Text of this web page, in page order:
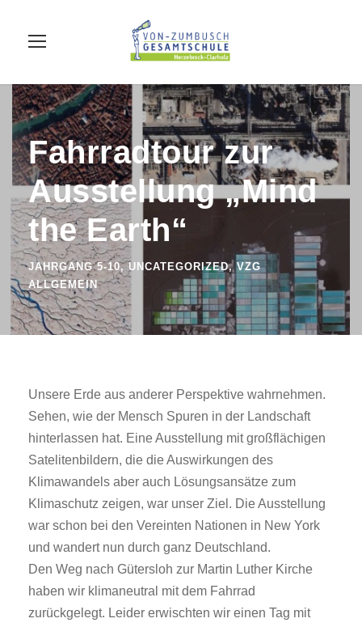
Fahrradtour zur
Ausstellung „Mind
the Earth“
JAHRGANG 5-10, UNCATEGORIZED, VZG
ALLGEMEIN
Unsere Erde aus anderer Perspektive wahrnehmen.
Sehen, wie der Mensch Spuren in der Landschaft
hinterlassen hat. Eine Ausstellung mit großflächigen
Satelitenbildern, die die Auswirkungen des
Klimawandels aber auch Lösungsansätze zum
Klimaschutz zeigen, war unser Ziel. Die Ausstellung
war schon bei den Vereinten Nationen in New York
und wandert nun durch ganz Deutschland.
Den Weg nach Gütersloh zur Martin Luther Kirche
haben wir klimaneutral mit dem Fahrrad
zurückgelegt. Leider erwischten wir einen Tag mit